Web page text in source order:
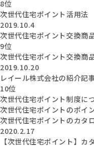
8位
次世代住宅ポイント活用法
2019.10.4
次世代住宅ポイント交換商
9位
次世代住宅ポイント交換商
2019.10.20
レイール株式会社の紹介記
10位
次世代住宅ポイント制度に
次世代住宅ポイントのポイ
次世代住宅ポイントのカタ
2020.2.17
【次世代住宅ポイント】カ